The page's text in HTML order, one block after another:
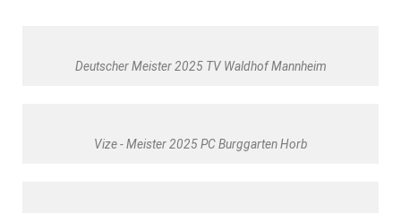
Deutscher Meister 2025 TV Waldhof Mannheim
Vize - Meister 2025 PC Burggarten Horb